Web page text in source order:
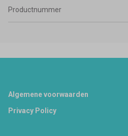
Productnummer
Footer
Algemene voorwaarden
Privacy Policy